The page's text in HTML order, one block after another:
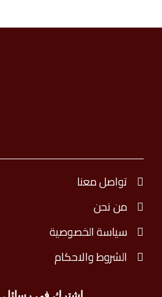
تواصل معنا
من نحن
سياسة الخصوصية
الشروط والاحكام